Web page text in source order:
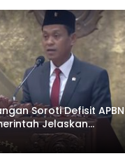
Soroti Defisit APBN
Jelaskan
yang Tak Tercapai